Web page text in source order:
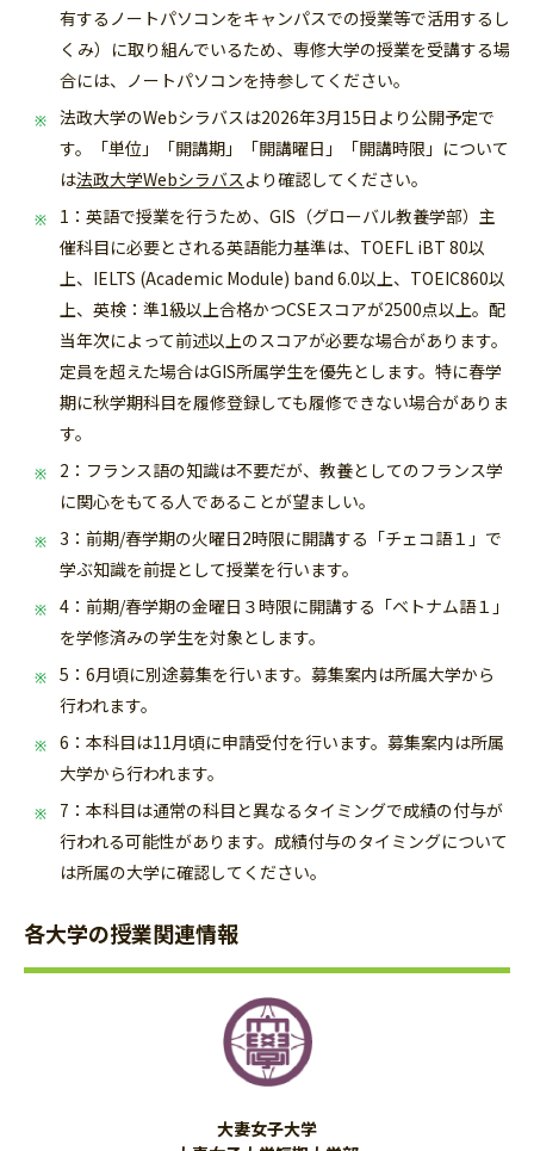
有するノートパソコンをキャンパスでの授業等で活用するし
くみ）に取り組んでいるため、専修大学の授業を受講する場
合には、ノートパソコンを持参してください。
法政大学のWebシラバスは2026年3月15日より公開予定で
す。「単位」「開講期」「開講曜日」「開講時限」について
は法政大学Webシラバスより確認してください。
1：英語で授業を行うため、GIS（グローバル教養学部）主
催科目に必要とされる英語能力基準は、TOEFL iBT 80以
上、IELTS (Academic Module) band 6.0以上、TOEIC860以
上、英検：準1級以上合格かつCSEスコアが2500点以上。配
当年次によって前述以上のスコアが必要な場合があります。
定員を超えた場合はGIS所属学生を優先とします。特に春学
期に秋学期科目を履修登録しても履修できない場合がありま
す。
2：フランス語の知識は不要だが、教養としてのフランス学
に関心をもてる人であることが望ましい。
3：前期/春学期の火曜日2時限に開講する「チェコ語１」で
学ぶ知識を前提として授業を行います。
4：前期/春学期の金曜日３時限に開講する「ベトナム語１」
を学修済みの学生を対象とします。
5：6月頃に別途募集を行います。募集案内は所属大学から
行われます。
6：本科目は11月頃に申請受付を行います。 募集案内は所属
大学から行われます。
7：本科目は通常の科目と異なるタイミングで成績の付与が
行われる可能性があります。成績付与のタイミングについて
は所属の大学に確認してください。
各大学の授業関連情報
大妻女子大学